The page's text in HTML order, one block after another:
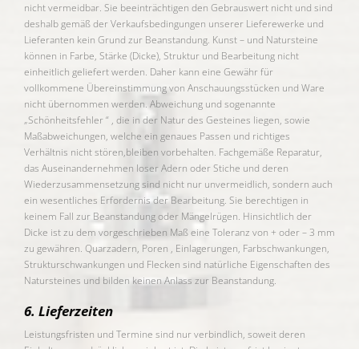
nicht vermeidbar. Sie beeinträchtigen den Gebrauswert nicht und sind
deshalb gemäß der Verkaufsbedingungen unserer Lieferewerke und
Lieferanten kein Grund zur Beanstandung. Kunst – und Natursteine
können in Farbe, Stärke (Dicke), Struktur und Bearbeitung nicht
einheitlich geliefert werden. Daher kann eine Gewähr für
vollkommene Übereinstimmung von Anschauungsstücken und Ware
nicht übernommen werden. Abweichung und sogenannte
„Schönheitsfehler “ , die in der Natur des Gesteines liegen, sowie
Maßabweichungen, welche ein genaues Passen und richtiges
Verhältnis nicht stören,bleiben vorbehalten. Fachgemäße Reparatur,
das Auseinandernehmen loser Adern oder Stiche und deren
Wiederzusammensetzung sind nicht nur unvermeidlich, sondern auch
ein wesentliches Erfordernis der Bearbeitung. Sie berechtigen in
keinem Fall zur Beanstandung oder Mängelrügen. Hinsichtlich der
Dicke ist zu dem vorgeschrieben Maß eine Toleranz von + oder – 3 mm
zu gewähren. Quarzadern, Poren , Einlagerungen, Farbschwankungen,
Strukturschwankungen und Flecken sind natürliche Eigenschaften des
Natursteines und bilden keinen Anlass zur Beanstandung.
6. Lieferzeiten
Leistungsfristen und Termine sind nur verbindlich, soweit deren